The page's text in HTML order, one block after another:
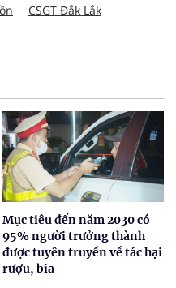
CSGT Đắk Lắk
Mục tiêu đến năm 2030 có
95% người trưởng thành
được tuyên truyền về tác hại
rượu, bia